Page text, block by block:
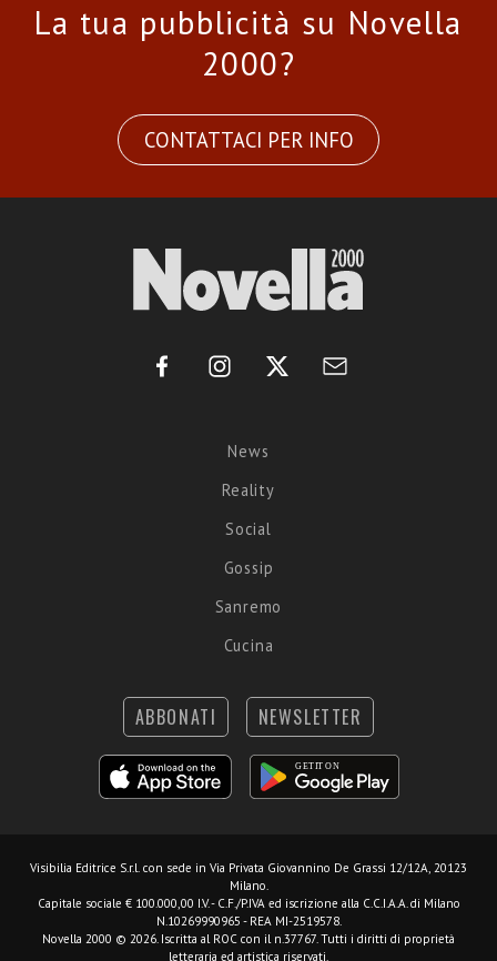
La tua pubblicità su Novella
2000?
CONTATTACI PER INFO
News
Reality
Social
Gossip
Sanremo
Cucina
ABBONATI NEWSLETTER
Visibilia Editrice S.r.l. con sede in Via Privata Giovannino De Grassi 12/12A, 20123
Milano.
Capitale sociale € 100.000,00 I.V. - C.F./P.IVA ed iscrizione alla C.C.I.A.A. di Milano
N.10269990965 - REA MI-2519578.
Novella 2000 © 2026. Iscritta al ROC con il n.37767. Tutti i diritti di proprietà
letteraria ed artistica riservati.